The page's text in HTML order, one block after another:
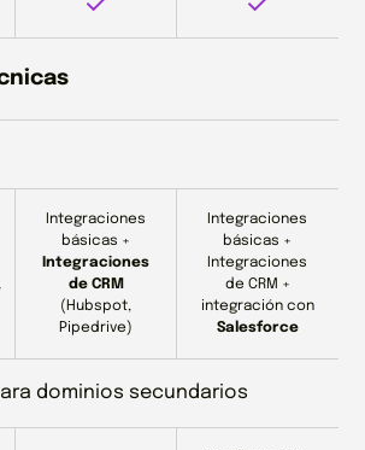
Integraciones
básicas +
Integraciones
de CRM
(Hubspot,
Pipedrive)
Integraciones
básicas +
Integraciones
de CRM +
integración con
Salesforce
dominios secundarios